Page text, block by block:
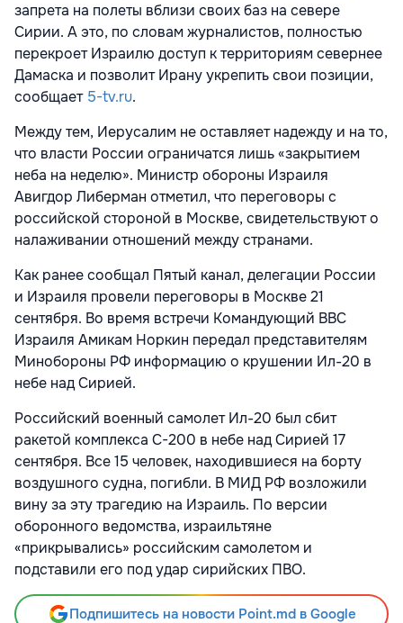
запрета на полеты вблизи своих баз на севере
Сирии. А это, по словам журналистов, полностью
перекроет Израилю доступ к территориям севернее
Дамаска и позволит Ирану укрепить свои позиции,
сообщает 5-tv.ru.
Между тем, Иерусалим не оставляет надежду и на то,
что власти России ограничатся лишь «закрытием
неба на неделю». Министр обороны Израиля
Авигдор Либерман отметил, что переговоры с
российской стороной в Москве, свидетельствуют о
налаживании отношений между странами.
Как ранее сообщал Пятый канал, делегации России
и Израиля провели переговоры в Москве 21
сентября. Во время встречи Командующий ВВС
Израиля Амикам Норкин передал представителям
Минобороны РФ информацию о крушении Ил-20 в
небе над Сирией.
Российский военный самолет Ил-20 был сбит
ракетой комплекса С-200 в небе над Сирией 17
сентября. Все 15 человек, находившиеся на борту
воздушного судна, погибли. В МИД РФ возложили
вину за эту трагедию на Израиль. По версии
оборонного ведомства, израильтяне
«прикрывались» российским самолетом и
подставили его под удар сирийских ПВО.
Подпишитесь на новости Point.md в Google